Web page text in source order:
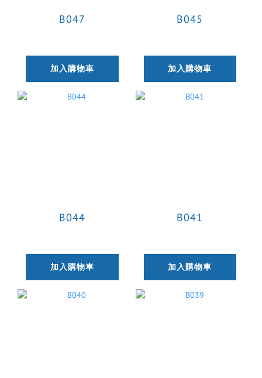
B047
加入購物車
B045
加入購物車
B044
加入購物車
B041
加入購物車